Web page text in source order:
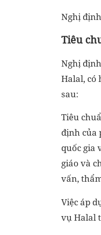
Nghị
Tiêu
Nghị định
Halal, có
sau:
Tiêu
định của
quốc gia
giáo và
vấn,
Việc áp
vụ Halal